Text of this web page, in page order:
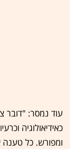
עוד נמסר: "דובר
כאידיאולוגיה
ומפורש. כל